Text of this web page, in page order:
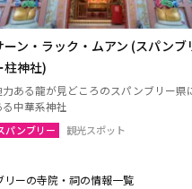
ーン・ラック・ムアン (スパンブ
柱神社)
力ある龍が見どころのスパンブリー県
る中華系神社
パンブリー 観光スポット
リーの寺院・祠の情報一覧